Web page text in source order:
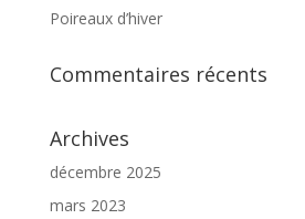
Poireaux d’hiver
Commentaires récents
Archives
décembre 2025
mars 2023